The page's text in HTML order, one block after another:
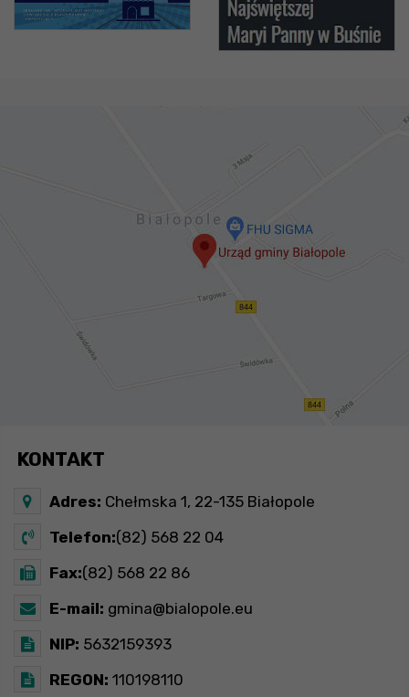
KONTAKT
Adres: Chełmska 1, 22-135 Białopole
Telefon:(82) 568 22 04
Fax:(82) 568 22 86
E-mail: gmina@bialopole.eu
NIP: 5632159393
REGON: 110198110